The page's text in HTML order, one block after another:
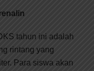
tahun ini adalah
rintang yang
Para siswa akan